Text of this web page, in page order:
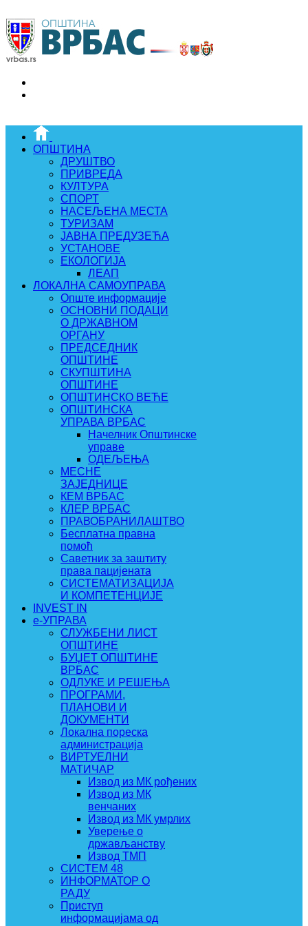
ОПШТИНА
ДРУШТВО
ПРИВРЕДА
КУЛТУРА
СПОРТ
НАСЕЉЕНА МЕСТА
ТУРИЗАМ
ЈАВНА ПРЕДУЗЕЋА
УСТАНОВЕ
ЕКОЛОГИЈА
ЛЕАП
ЛОКАЛНА САМОУПРАВА
Опште информације
ОСНОВНИ ПОДАЦИ
О ДРЖАВНОМ
ОРГАНУ
ПРЕДСЕДНИК
ОПШТИНЕ
СКУПШТИНА
ОПШТИНЕ
ОПШТИНСКО ВЕЋЕ
ОПШТИНСКА
УПРАВА ВРБАС
Начелник Општинске
управе
ОДЕЉЕЊА
МЕСНЕ
ЗАЈЕДНИЦЕ
КЕМ ВРБАС
КЛЕР ВРБАС
ПРАВОБРАНИЛАШТВО
Бесплатна правна
помоћ
Саветник за заштиту
права пацијената
СИСТЕМАТИЗАЦИЈА
И КОМПЕТЕНЦИЈЕ
INVEST IN
e-УПРАВА
СЛУЖБЕНИ ЛИСТ
ОПШТИНЕ
БУЏЕТ ОПШТИНЕ
ВРБАС
ОДЛУКЕ И РЕШЕЊА
ПРОГРАМИ,
ПЛАНОВИ И
ДОКУМЕНТИ
Локална пореска
администрација
ВИРТУЕЛНИ
МАТИЧАР
Извод из МК рођених
Извод из МК
венчаних
Извод из МК умрлих
Уверење о
држављанству
Извод ТМП
СИСТЕМ 48
ИНФОРМАТОР О
РАДУ
Приступ
информацијама од